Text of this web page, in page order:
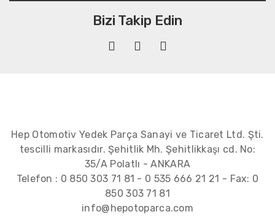
Bizi Takip Edin
Hep Otomotiv Yedek Parça Sanayi ve Ticaret Ltd. Şti.
tescilli markasıdır. Şehitlik Mh. Şehitlikkaşı cd. No:
35/A Polatlı - ANKARA
Telefon : 0 850 303 71 81 - 0 535 666 21 21 - Fax: 0
850 303 71 81
info@hepotoparca.com